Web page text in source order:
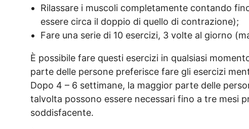
Rilassare i muscoli completamente contando
essere circa il doppio di quello di contrazione);
Fare una serie di 10 esercizi, 3 volte al giorno
È possibile fare questi esercizi in qualsiasi
parte delle persone preferisce fare gli esercizi
Dopo 4 – 6 settimane, la maggior parte delle
talvolta possono essere necessari fino a tre mesi
soddisfacente.